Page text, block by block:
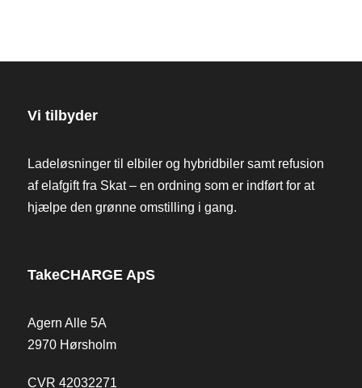
Vi tilbyder
Ladeløsninger til elbiler og hybridbiler samt refusion
af elafgift fra Skat – en ordning som er indført for at
hjælpe den grønne omstilling i gang.
TakeCHARGE ApS
Agern Alle 5A
2970 Hørsholm
CVR 42032271